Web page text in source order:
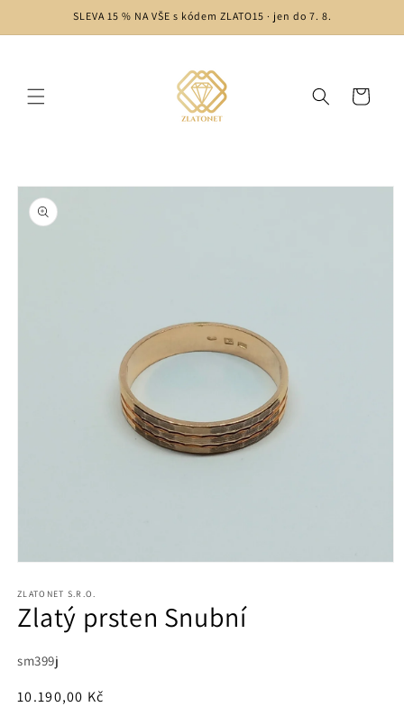
SLEVA 15 % NA VŠE s kódem ZLATO15 · jen do 7. 8.
Košík
o
produktu
1
v
modálním
ZLATONET S.R.O.
Zlatý prsten Snubní
SKU:
sm399j
Běžná
10.190,00 Kč